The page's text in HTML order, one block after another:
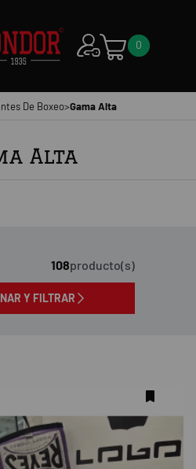
0
De Boxeo>Gama Alta
Alta
108producto(s)
Y FILTRAR